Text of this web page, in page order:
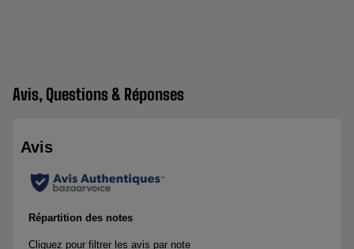
Avis, Questions & Réponses